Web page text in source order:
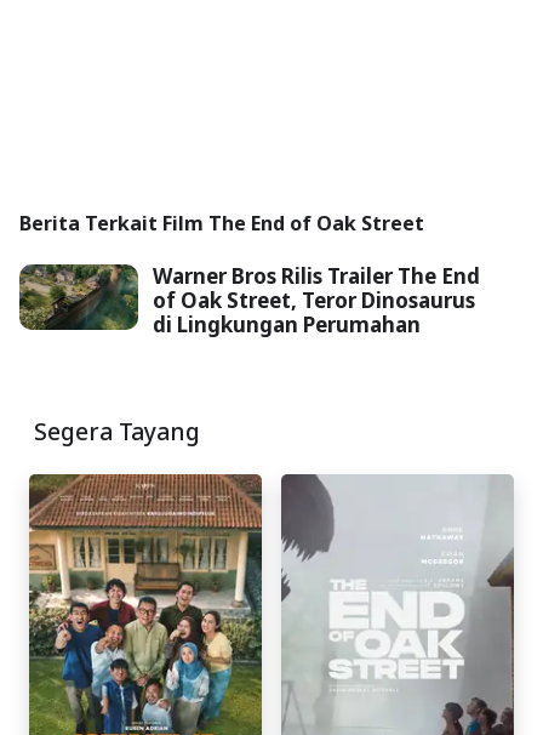
Berita Terkait Film The End of Oak Street
Warner Bros Rilis Trailer The End
of Oak Street, Teror Dinosaurus
di Lingkungan Perumahan
Segera Tayang